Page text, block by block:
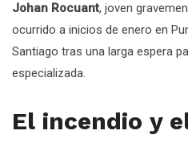
Johan Rocuant, joven
ocurrido a inicios de enero en
Santiago tras una larga espera
especializada.
El incendio y